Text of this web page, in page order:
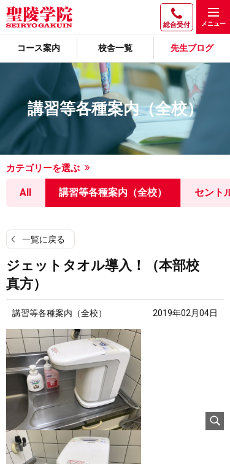
総合受付
コース案内 校舎一覧 先生ブログ
講習等各種案内（全校）
カテゴリーを選ぶ
All 講習等各種案内（全校） セント
一覧に戻る
ジェットタオル導入！（本部校
真方）
講習等各種案内（全校） 2019年02月04日